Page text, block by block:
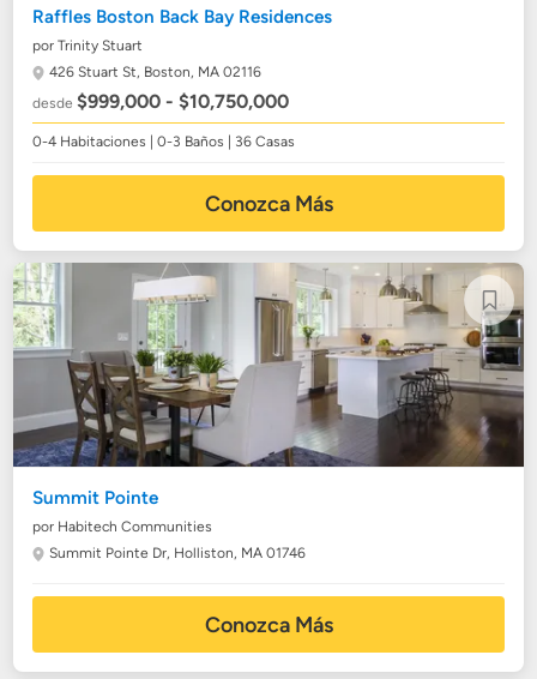
Raffles Boston Back Bay Residences
por Trinity Stuart
426 Stuart St, Boston, MA 02116
desde$999,000 - $10,750,000
0-4 Habitaciones | 0-3 Baños | 36 Casas
Conozca Más
Summit Pointe
por Habitech Communities
Summit Pointe Dr, Holliston, MA 01746
Conozca Más